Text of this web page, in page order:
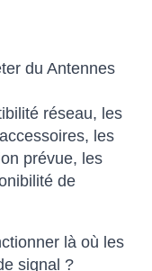
du Antennes
réseau, les
les
prévue, les
de
là où les
signal ?